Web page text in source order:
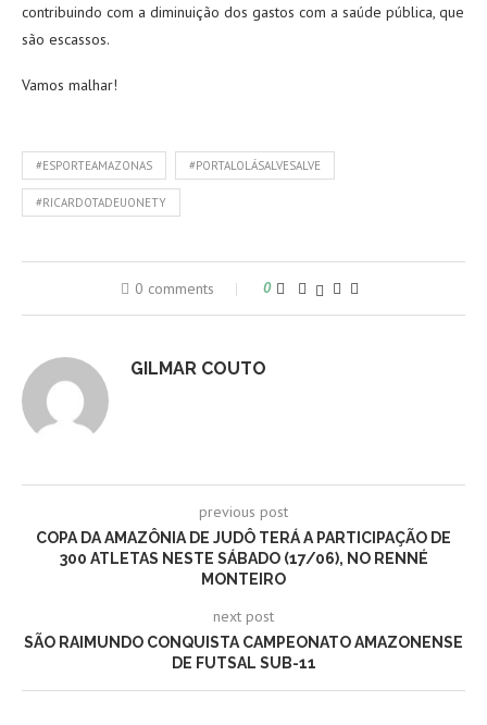
contribuindo com a diminuição dos gastos com a saúde pública, que
são escassos.
Vamos malhar!
#ESPORTEAMAZONAS #PORTALOLÁSALVESALVE
#RICARDOTADEUONETY
0 comments 0
GILMAR COUTO
previous post
COPA DA AMAZÔNIA DE JUDÔ TERÁ A PARTICIPAÇÃO DE
300 ATLETAS NESTE SÁBADO (17/06), NO RENNÉ
MONTEIRO
next post
SÃO RAIMUNDO CONQUISTA CAMPEONATO AMAZONENSE
DE FUTSAL SUB-11